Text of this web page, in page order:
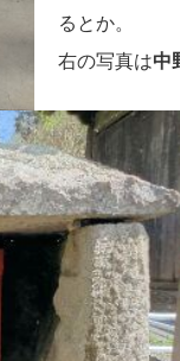
るとか。
右の写真は中